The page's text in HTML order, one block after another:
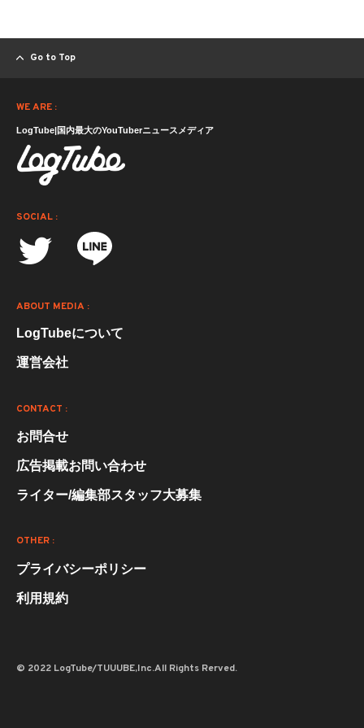
Go to Top
WE ARE :
LogTube|国内最大のYouTuberニュースメディア
SOCIAL :
ABOUT MEDIA :
LogTubeについて
運営会社
CONTACT :
お問合せ
広告掲載お問い合わせ
ライター/編集部スタッフ大募集
OTHER :
プライバシーポリシー
利用規約
© 2022 LogTube/TUUUBE,Inc.All Rights Rerved.